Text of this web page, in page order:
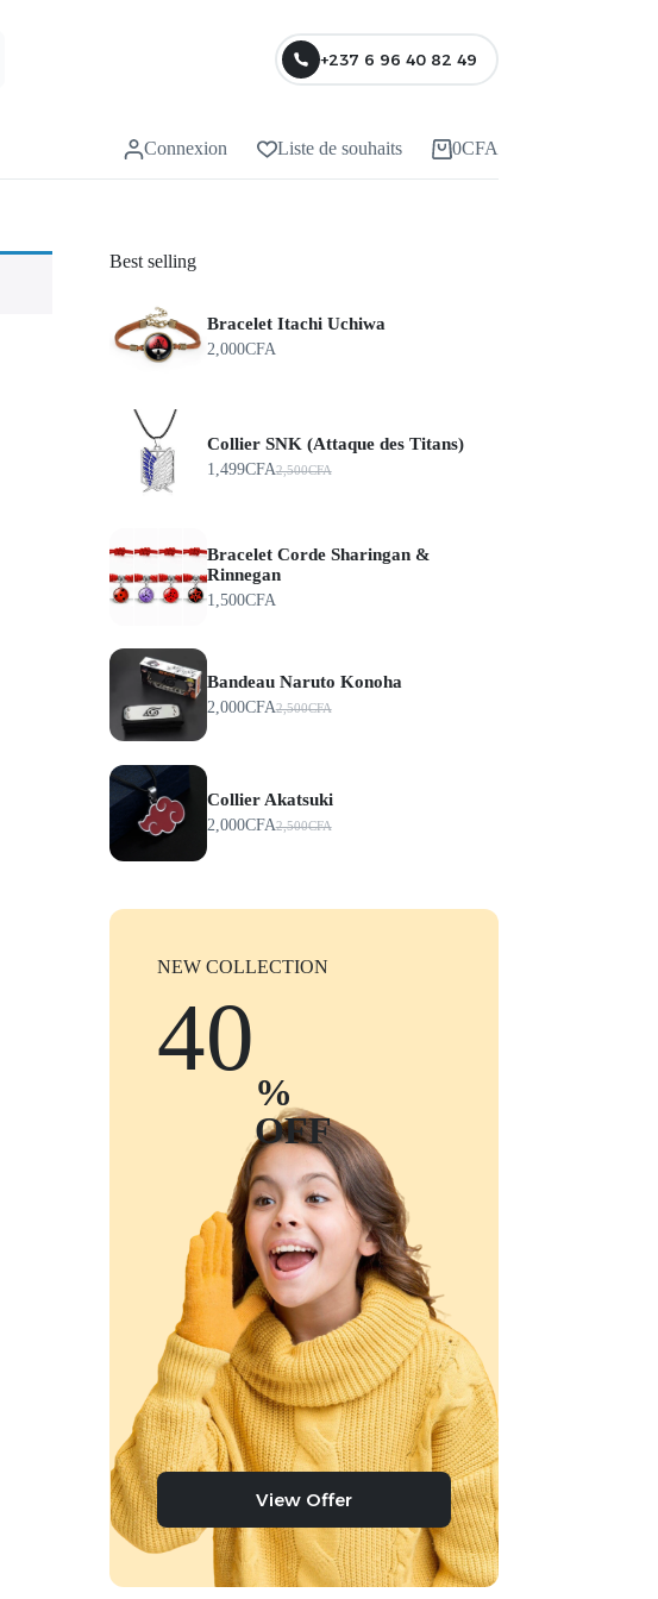
+237 6 96 40 82 49
Connexion Liste de souhaits 0CFA
Best selling
Bracelet Itachi Uchiwa
2,000CFA
Collier SNK (Attaque des Titans)
2,500CFA
1,499CFA
Bracelet Corde Sharingan &
Rinnegan
1,500CFA
Bandeau Naruto Konoha
2,500CFA
2,000CFA
Collier Akatsuki
2,500CFA
2,000CFA
NEW COLLECTION
40
%
OFF
View Offer